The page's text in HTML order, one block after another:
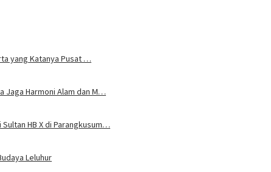
yang Katanya Pusat …
Jaga Harmoni Alam dan M…
Sultan HB X di Parangkusum…
Leluhur